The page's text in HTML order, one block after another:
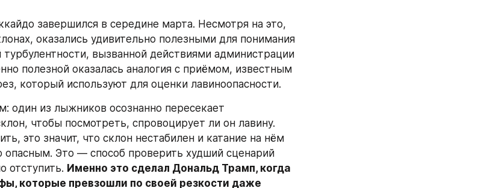
завершился в середине марта. Несмотря на это,
оказались удивительно полезными для понимания
вызванной действиями администрации
полезной оказалась аналогия с приёмом, известным
который используют для оценки лавиноопасности.
один из лыжников осознанно пересекает
чтобы посмотреть, спровоцирует ли он лавину.
это значит, что склон нестабилен и катание на нём
Это — способ проверить худший сценарий
отступить. Именно это сделал Дональд Трамп, когда
которые превзошли по своей резкости даже